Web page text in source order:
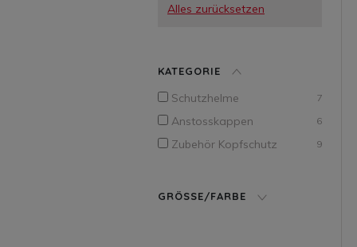
Alles zurücksetzen
KATEGORIE
Schutzhelme 7
Anstosskappen 6
Zubehör Kopfschutz 9
GRÖSSE/FARBE